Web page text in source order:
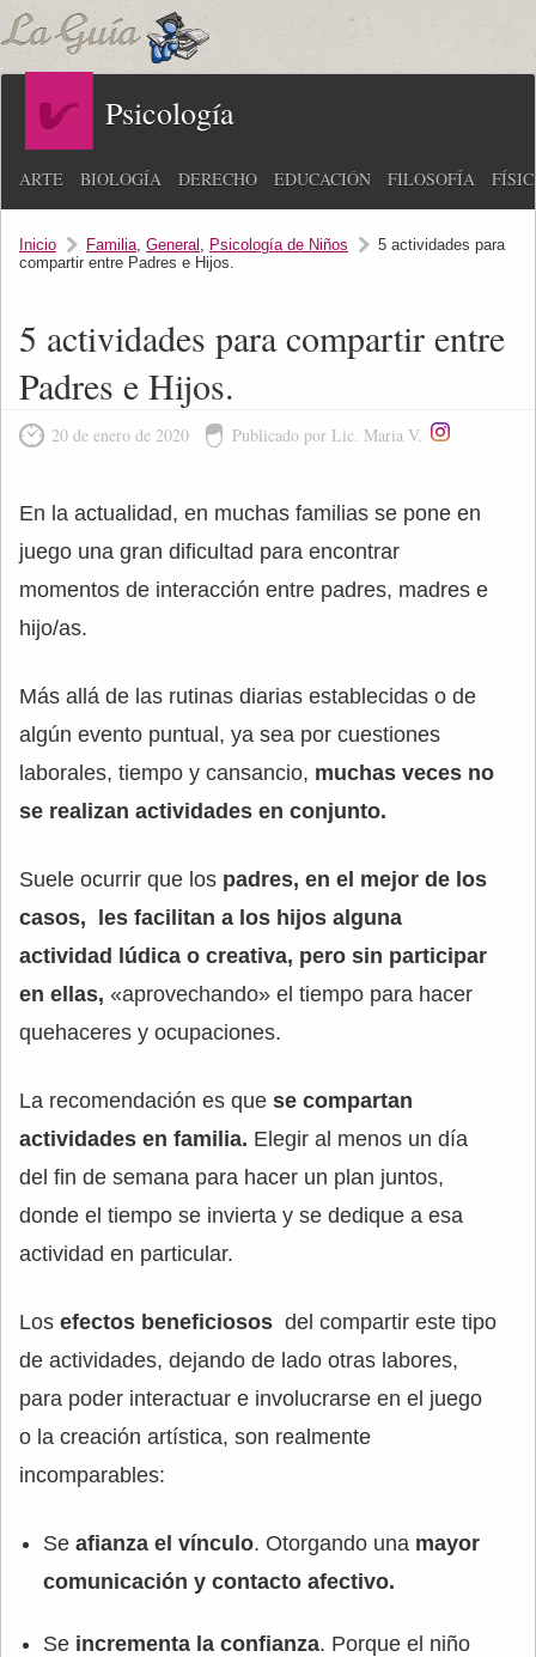
Psicología
ARTE BIOLOGÍA DERECHO EDUCACIÓN FILOSOFÍA
Inicio Familia, General , Psicología de Niños
5 actividades para
compartir entre Padres e Hijos.
5 actividades para compartir entre
Padres e Hijos.
20 de enero de 2020 Publicado por Lic. Maria V.
En la actualidad, en muchas familias se pone en
juego una gran dificultad para encontrar
momentos de interacción entre padres, madres e
hijo/as.
Más allá de las rutinas diarias establecidas o de
algún evento puntual, ya sea por cuestiones
laborales, tiempo y cansancio, muchas veces no
se realizan actividades en conjunto.
Suele ocurrir que los padres, en el mejor de los
casos, les facilitan a los hijos alguna
actividad lúdica o creativa, pero sin participar
en ellas, «aprovechando» el tiempo para hacer
quehaceres y ocupaciones.
La recomendación es que se compartan
actividades en familia. Elegir al menos un día
del fin de semana para hacer un plan juntos,
donde el tiempo se invierta y se dedique a esa
actividad en particular.
Los efectos beneficiosos del compartir este tipo
de actividades, dejando de lado otras labores,
para poder interactuar e involucrarse en el juego
o la creación artística, son realmente
incomparables:
Se afianza el vínculo. Otorgando una mayor
comunicación y contacto afectivo.
Se incrementa la confianza. Porque el niño